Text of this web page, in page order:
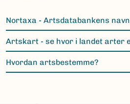
Nortaxa - Artsdatabankens
(Ekstern lenke)
Artskart - se hvor i landet arter
(Ekstern lenke)
Hvordan artsbestemme?